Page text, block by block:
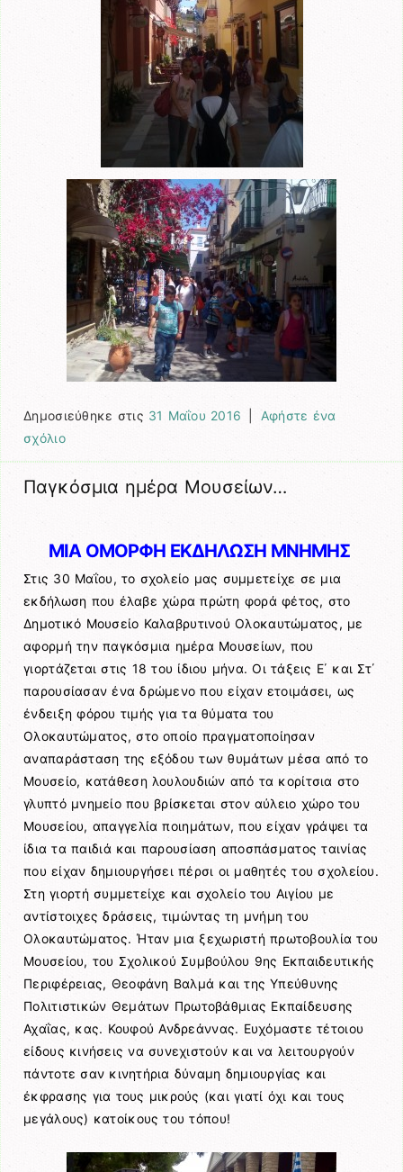
Δημοσιεύθηκε στις 31 Μαΐου 2016
Αφήστε ένα
σχόλιο
Παγκόσμια ημέρα Μουσείων…
ΜΙΑ ΟΜΟΡΦΗ ΕΚΔΗΛΩΣΗ ΜΝΗΜΗΣ
Στις 30 Μαΐου, το σχολείο μας συμμετείχε σε μια
εκδήλωση που έλαβε χώρα πρώτη φορά φέτος, στο
Δημοτικό Μουσείο Καλαβρυτινού Ολοκαυτώματος, με
αφορμή την παγκόσμια ημέρα Μουσείων, που
γιορτάζεται στις 18 του ίδιου μήνα. Οι τάξεις Ε΄ και Στ΄
παρουσίασαν ένα δρώμενο που είχαν ετοιμάσει, ως
ένδειξη φόρου τιμής για τα θύματα του
Ολοκαυτώματος, στο οποίο πραγματοποίησαν
αναπαράσταση της εξόδου των θυμάτων μέσα από το
Μουσείο, κατάθεση λουλουδιών από τα κορίτσια στο
γλυπτό μνημείο που βρίσκεται στον αύλειο χώρο του
Μουσείου, απαγγελία ποιημάτων, που είχαν γράψει τα
ίδια τα παιδιά και παρουσίαση αποσπάσματος ταινίας
που είχαν δημιουργήσει πέρσι οι μαθητές του σχολείου.
Στη γιορτή συμμετείχε και σχολείο του Αιγίου με
αντίστοιχες δράσεις, τιμώντας τη μνήμη του
Ολοκαυτώματος. Ήταν μια ξεχωριστή πρωτοβουλία του
Μουσείου, του Σχολικού Συμβούλου 9ης Εκπαιδευτικής
Περιφέρειας, Θεοφάνη Βαλμά και της Υπεύθυνης
Πολιτιστικών Θεμάτων Πρωτοβάθμιας Εκπαίδευσης
Αχαΐας, κας. Κουφού Ανδρεάννας. Ευχόμαστε τέτοιου
είδους κινήσεις να συνεχιστούν και να λειτουργούν
πάντοτε σαν κινητήρια δύναμη δημιουργίας και
έκφρασης για τους μικρούς (και γιατί όχι και τους
μεγάλους) κατοίκους του τόπου!